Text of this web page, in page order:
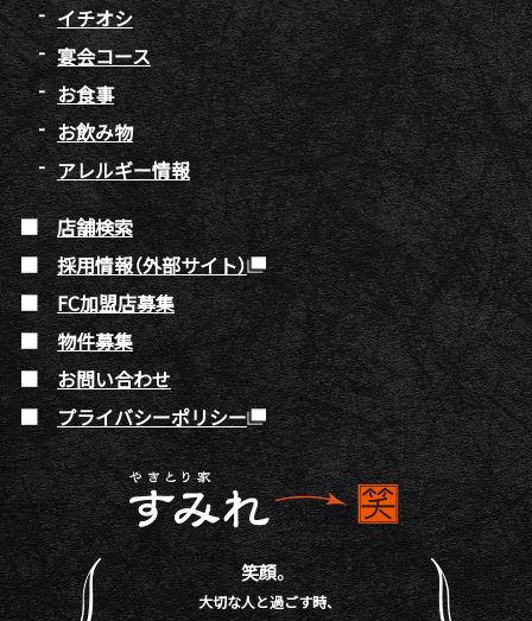
イチオシ
宴会コース
お食事
お飲み物
アレルギー情報
店舗検索
採用情報（外部サイト）
FC加盟店募集
物件募集
お問い合わせ
プライバシーポリシー
笑顔。
大切な人と過ごす時、